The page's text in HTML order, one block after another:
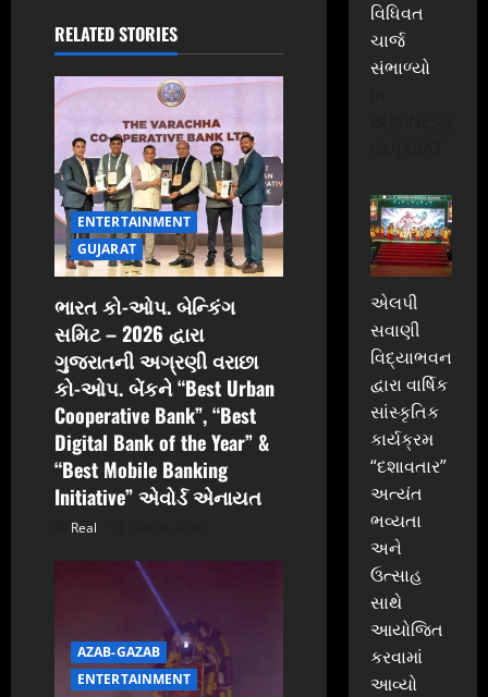
g
a
t
i
o
n
RELATED STORIES
ENTERTAINMENT
GUJARAT
ભારત કો-ઓપ. બેન્કિંગ
સમિટ – 2026 દ્વારા
ગુજરાતની અગ્રણી વરાછા
કો-ઓપ. બેંકને “Best Urban
Cooperative Bank”, “Best
Digital Bank of the Year” &
“Best Mobile Banking
Initiative” એવોર્ડ એનાયત
Real
AZAB-GAZAB
ENTERTAINMENT
વિધિવત
ચાર્જ
સંભાળ્યો
એલપી
સવાણી
વિદ્યાભવન
દ્વારા વાર્ષિક
સાંસ્કૃતિક
કાર્યક્રમ
“દશાવતાર”
અત્યંત
ભવ્યતા
અને
ઉત્સાહ
સાથે
આયોજિત
કરવામાં
આવ્યો